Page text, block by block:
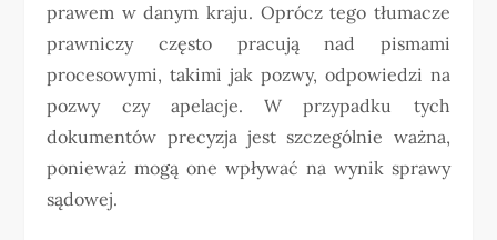
prawem w danym kraju. Oprócz tego tłumacze
prawniczy często pracują nad pismami
procesowymi, takimi jak pozwy, odpowiedzi na
pozwy czy apelacje. W przypadku tych
dokumentów precyzja jest szczególnie ważna,
ponieważ mogą one wpływać na wynik sprawy
sądowej.